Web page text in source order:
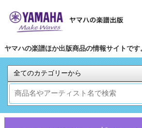
ヤマハの楽譜ほか出版商品の情報サイトです